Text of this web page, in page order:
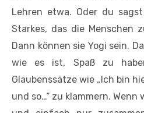
Lehren etwa. Oder du
Starkes, das die Menschen
Dann können sie Yogi sein.
wie es ist, Spaß zu
Glaubenssätze wie „Ich bin
und so…“ zu klammern. Wenn